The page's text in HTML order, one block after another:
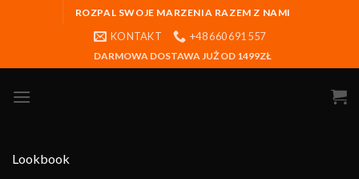
ROZPAL SWOJE MARZENIA RAZEM Z NAMI
KONTAKT +48 660 691 557
DARMOWA DOSTAWA JUŻ OD 1499ZŁ
Lookbook